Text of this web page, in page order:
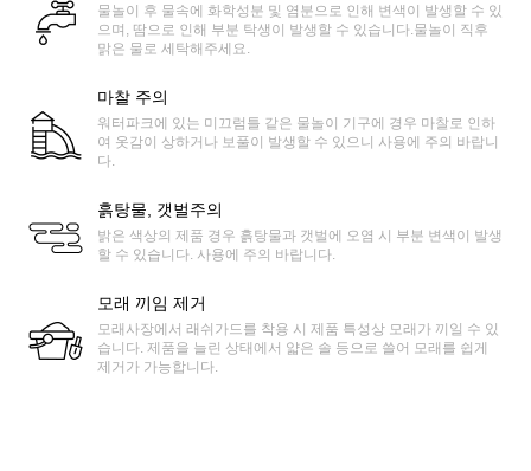
물놀이 후 물속에 화학성분 및 염분으로 인해 변색이 발생할 수 있
으며, 땀으로 인해 부분 탁생이 발생할 수 있습니다.물놀이 직후
맑은 물로 세탁해주세요.
마찰 주의
워터파크에 있는 미끄럼틀 같은 물놀이 기구에 경우 마찰로 인하
여 옷감이 상하거나 보풀이 발생할 수 있으니 사용에 주의 바랍니
다.
흙탕물, 갯벌주의
밝은 색상의 제품 경우 흙탕물과 갯벌에 오염 시 부분 변색이 발생
할 수 있습니다. 사용에 주의 바랍니다.
모래 끼임 제거
모래사장에서 래쉬가드를 착용 시 제품 특성상 모래가 끼일 수 있
습니다. 제품을 늘린 상태에서 얇은 솔 등으로 쓸어 모래를 쉽게
제거가 가능합니다.